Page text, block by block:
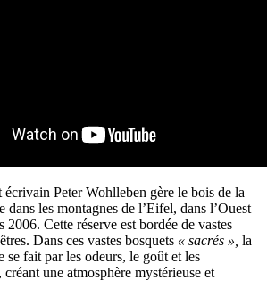
écrivain Peter Wohlleben gère le bois de la
dans les montagnes de l’Eifel, dans l’Ouest
2006. Cette réserve est bordée de vastes
Dans ces vastes bosquets « sacrés », la
se fait par les odeurs, le goût et les
une atmosphère mystérieuse et